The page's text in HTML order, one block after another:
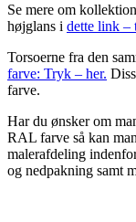
Se mere om
højglans i dette link –
Torsoerne fra den
farve: Tryk – her.
farve.
Har du ønsker om
RAL farve så kan
malerafdeling
og nedpakning samt